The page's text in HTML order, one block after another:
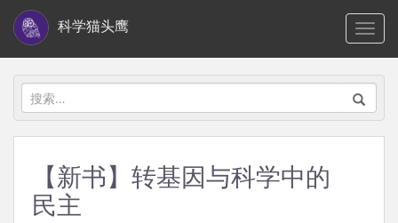
i
科学猫头鹰
搜
索：
【新书】转基因与科学中的
民主